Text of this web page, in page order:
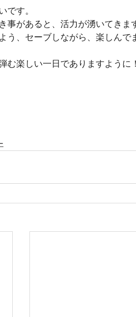
です。
事があると、活力が湧いてきま
う、セーブしながら、楽しんで
む楽しい一日でありますように！